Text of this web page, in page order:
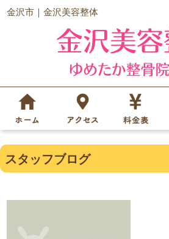
金沢市｜金沢美容整体
スタッフブログ